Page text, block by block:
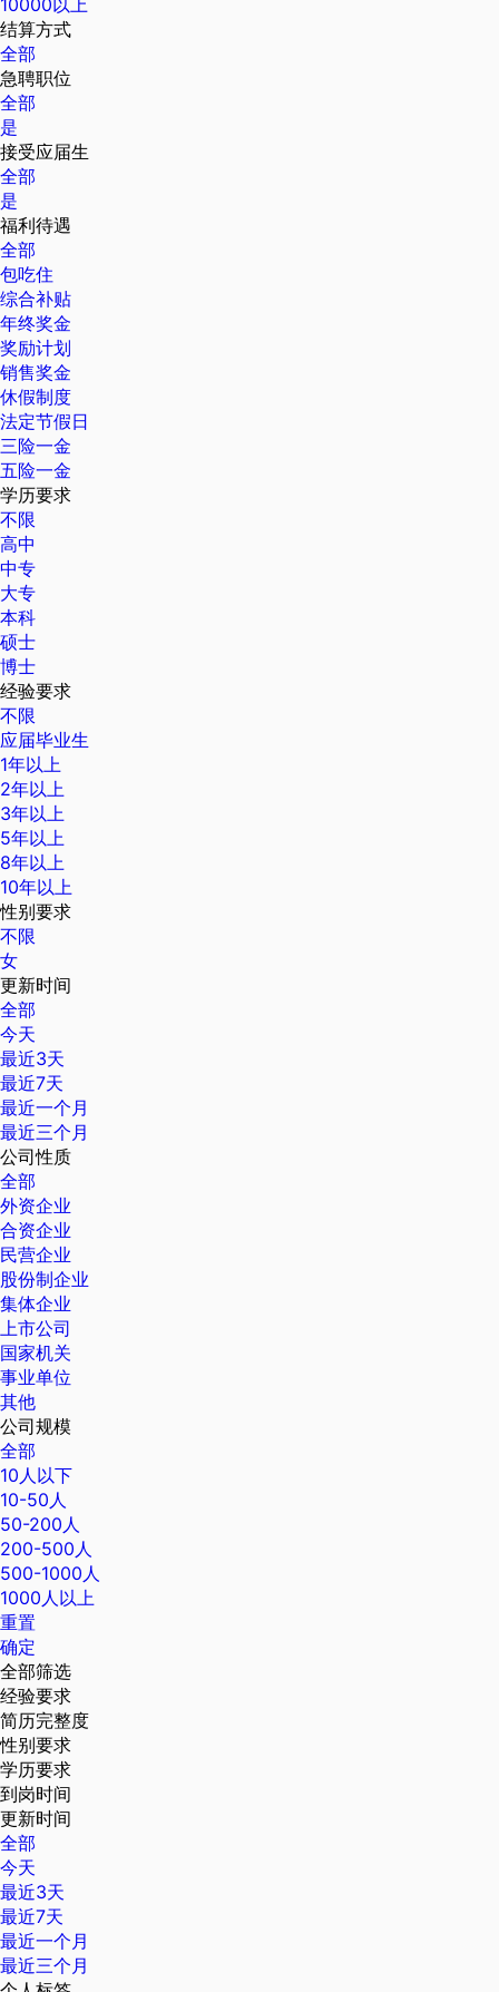
10000以上
结算方式
全部
急聘职位
全部
是
接受应届生
全部
是
福利待遇
全部
包吃住
综合补贴
年终奖金
奖励计划
销售奖金
休假制度
法定节假日
三险一金
五险一金
学历要求
不限
高中
中专
大专
本科
硕士
博士
经验要求
不限
应届毕业生
1年以上
2年以上
3年以上
5年以上
8年以上
10年以上
性别要求
不限
女
更新时间
全部
今天
最近3天
最近7天
最近一个月
最近三个月
公司性质
全部
外资企业
合资企业
民营企业
股份制企业
集体企业
上市公司
国家机关
事业单位
其他
公司规模
全部
10人以下
10-50人
50-200人
200-500人
500-1000人
1000人以上
重置
确定
全部筛选
经验要求
简历完整度
性别要求
学历要求
到岗时间
更新时间
全部
今天
最近3天
最近7天
最近一个月
最近三个月